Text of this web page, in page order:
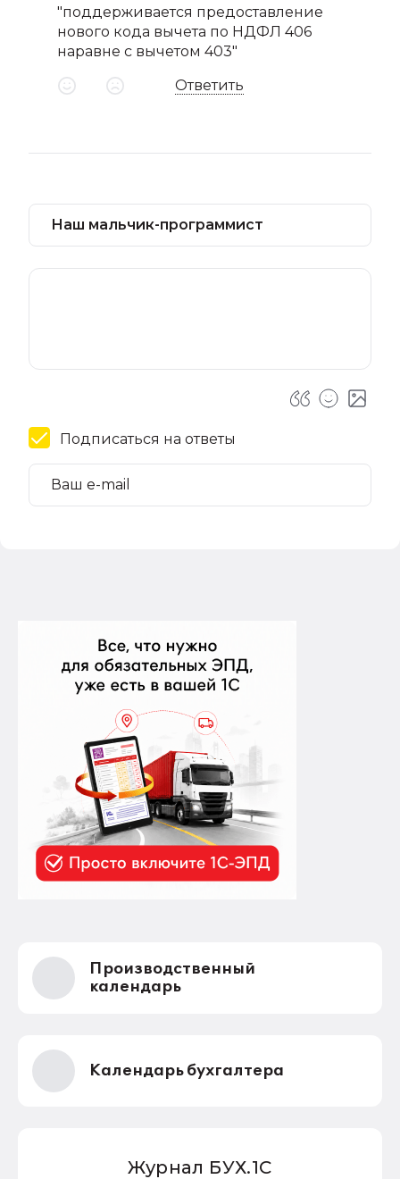
"поддерживается предоставление
нового кода вычета по НДФЛ 406
наравне с вычетом 403"
Ответить
Подписаться на ответы
Производственный
календарь
Календарь бухгалтера
Журнал БУХ.1С